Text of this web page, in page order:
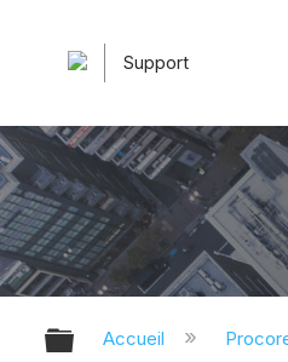
Support
Développer/
Accueil